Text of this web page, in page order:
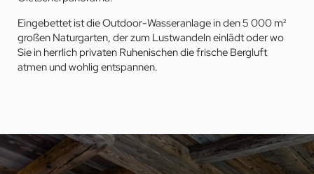
Eingebettet ist die Outdoor-Wasseranlage in den 5 000 m²
großen Naturgarten, der zum Lustwandeln einlädt oder wo
Sie in herrlich privaten Ruhenischen die frische Bergluft
atmen und wohlig entspannen.